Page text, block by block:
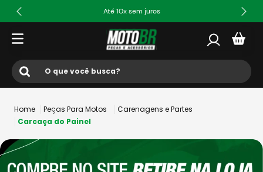
Até 10x sem juros
O que você busca?
1º ls2
2º norisk
3 º capacete
Peças Para Motos
Carenagens e Partes
Carcaça do Painel